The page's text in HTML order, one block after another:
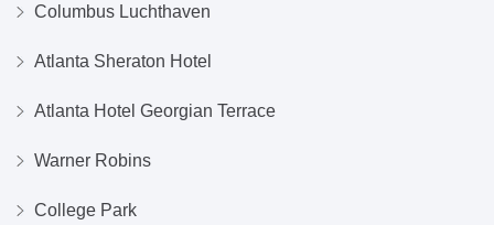
Columbus Luchthaven
Atlanta Sheraton Hotel
Atlanta Hotel Georgian Terrace
Warner Robins
College Park